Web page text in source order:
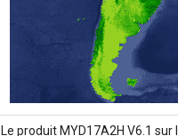
Le produit MYD17A2H V6.1 sur